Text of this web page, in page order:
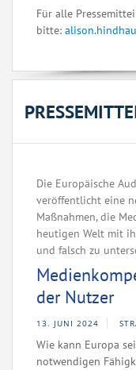
Für alle
bitte:
Die Europäische
veröffentlicht eine
Maßnahmen, die
heutigen Welt mit
und falsch zu
der Nutzer
13. JUNI 2024
Wie kann Europa
notwendigen